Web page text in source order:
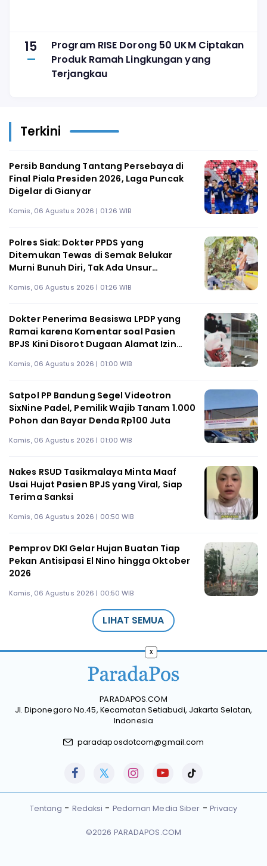
15
Program RISE Dorong 50 UKM Ciptakan
Produk Ramah Lingkungan yang
Terjangkau
Terkini
Persib Bandung Tantang Persebaya di
Final Piala Presiden 2026, Laga Puncak
Digelar di Gianyar
Kamis, 06 Agustus 2026 | 01:26 WIB
Polres Siak: Dokter PPDS yang
Ditemukan Tewas di Semak Belukar
Murni Bunuh Diri, Tak Ada Unsur
Kamis, 06 Agustus 2026 | 01:26 WIB
Dokter Penerima Beasiswa LPDP yang
Ramai karena Komentar soal Pasien
BPJS Kini Disorot Dugaan Alamat Izin
Kamis, 06 Agustus 2026 | 01:00 WIB
Satpol PP Bandung Segel Videotron
SixNine Padel, Pemilik Wajib Tanam 1.000
Pohon dan Bayar Denda Rp100 Juta
Kamis, 06 Agustus 2026 | 01:00 WIB
Nakes RSUD Tasikmalaya Minta Maaf
Usai Hujat Pasien BPJS yang Viral, Siap
Terima Sanksi
Kamis, 06 Agustus 2026 | 00:50 WIB
Pemprov DKI Gelar Hujan Buatan Tiap
Pekan Antisipasi El Nino hingga Oktober
2026
Kamis, 06 Agustus 2026 | 00:50 WIB
LIHAT SEMUA
PARADAPOS.COM
Jl. Diponegoro No.45, Kecamatan Setiabudi, Jakarta Selatan,
Indonesia
paradaposdotcom@gmail.com
Tentang Redaksi Pedoman Media Siber Privacy
©2026 PARADAPOS.COM
x